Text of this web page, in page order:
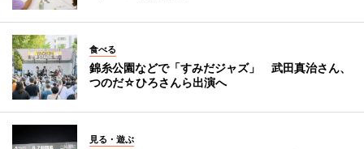
食べる
錦糸公園などで「すみだジャズ」 武田真治さん、
つのだ☆ひろさんら出演へ
見る・遊ぶ